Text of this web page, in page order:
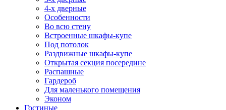
4-х дверные
Особенности
Во всю стену
Встроенные шкафы-купе
Под потолок
Раздвижные шкафы-купе
Открытая секция посередине
Распашные
Гардероб
Для маленького помещения
Эконом
Гостиные